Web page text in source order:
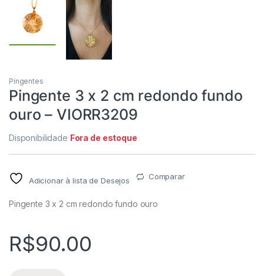
Pingentes
Pingente 3 x 2 cm redondo fundo
ouro – VIORR3209
Disponibilidade Fora de estoque
Adicionar à lista de Desejos Comparar
Pingente 3 x 2 cm redondo fundo ouro
R$90.00